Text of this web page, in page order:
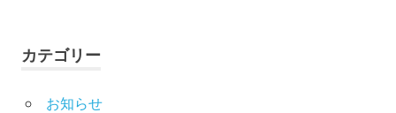
カテゴリー
お知らせ